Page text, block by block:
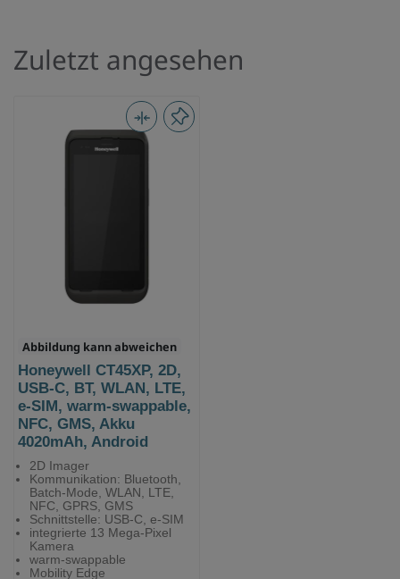
Zuletzt angesehen
Abbildung kann abweichen
Honeywell CT45XP, 2D,
USB-C, BT, WLAN, LTE,
e-SIM, warm-swappable,
NFC, GMS, Akku
4020mAh, Android
2D Imager
Kommunikation: Bluetooth,
Batch-Mode, WLAN, LTE,
NFC, GPRS, GMS
Schnittstelle: USB-C, e-SIM
integrierte 13 Mega-Pixel
Kamera
warm-swappable
Mobility Edge